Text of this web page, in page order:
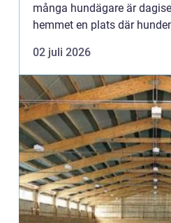
många hundägare är
hemmet en plats där
hektisk. När...
02 juli 2026